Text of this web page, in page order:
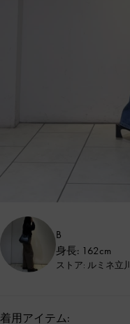
B
身長: 162cm
ストア: ルミネ立川
着用アイテム: